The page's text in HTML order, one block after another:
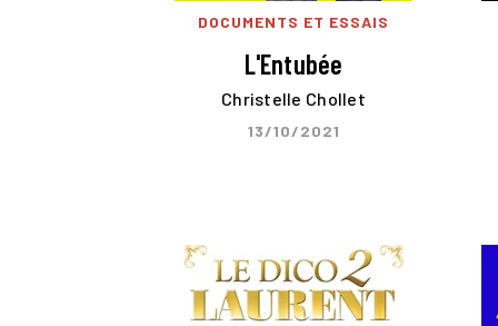
DOCUMENTS ET ESSAIS
L'Entubée
Christelle Chollet
13/10/2021